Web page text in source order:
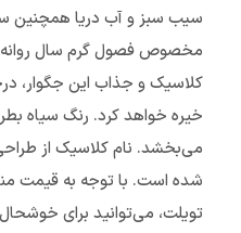
سیب سبز و آب دریا همچنین
مخصوص فصول گرم سال روانه ی
کلاسیک و جذاب این جگوار،
خیره خواهد کرد. رنگ سیاه
می‌بخشد. نام کلاسیک از
شده است. با توجه به قیمت
تویلت، می‌توانید برای